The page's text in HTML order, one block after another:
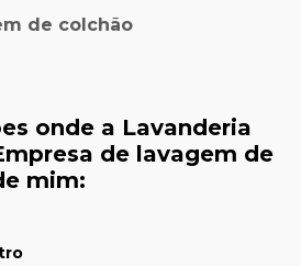
de colchão
onde a Lavanderia
de lavagem de
mim: